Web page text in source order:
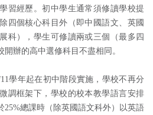
習經歷。初中學生通常須修讀學校提
四個核心科目外（即中國語文、英國
科），學生可修讀兩或三個（最多四
辦的高中選修科目不盡相同。
學年起在初中階段實施，學校不再分
調框架下，學校的校本教學語言安排
25%總課時（除英國語文科外）以英語